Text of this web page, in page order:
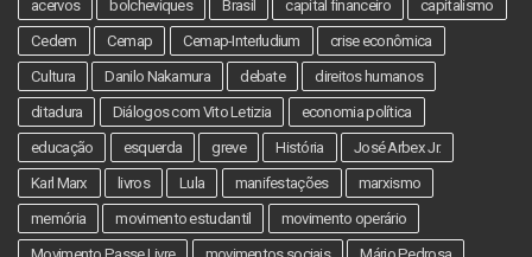
acervos bolcheviques Brasil capital financeiro
capitalismo
Cedem
Cemap Cemap-Interludium
crise econômica
Cultura
Danilo Nakamura debate
direitos humanos
ditadura
Diálogos com Vito Letizia
economia política
educação
esquerda greve História
José Arbex Jr.
Karl Marx
livros Lula manifestações
marxismo
memória
movimento estudantil
movimento operário